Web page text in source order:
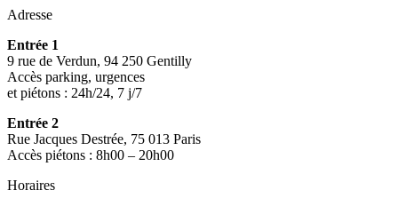
Adresse
Entrée 1
9 rue de Verdun, 94 250 Gentilly
Accès parking, urgences
et piétons : 24h/24, 7 j/7
Entrée 2
Rue Jacques Destrée, 75 013 Paris
Accès piétons : 8h00 – 20h00
Horaires